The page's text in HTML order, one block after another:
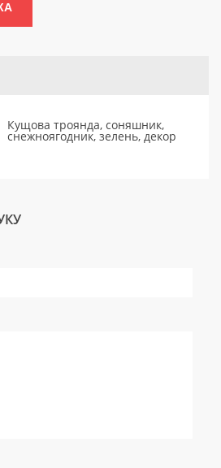
Кущова троянда, соняшник,
снежноягодник, зелень, декор